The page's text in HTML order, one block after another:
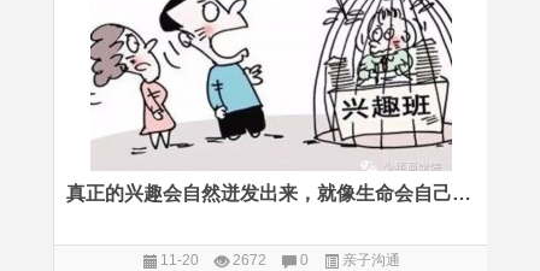
真正的兴趣会自然迸发出来，就像生命会自己找出路一样
11-20 2672 0 亲子沟通